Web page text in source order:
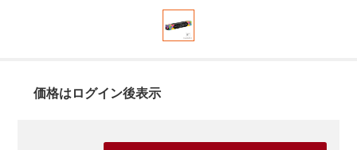
価格はログイン後表示